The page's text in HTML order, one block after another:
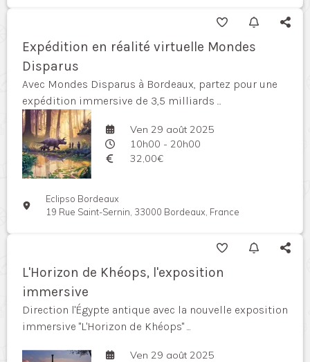
Expédition en réalité virtuelle Mondes
Disparus
Avec Mondes Disparus à Bordeaux, partez pour une
expédition immersive de 3,5 milliards ...
Ven 29 août 2025
10h00 - 20h00
32,00€
Eclipso Bordeaux
19 Rue Saint-Sernin, 33000 Bordeaux, France
L'Horizon de Khéops, l'exposition
immersive
Direction l'Égypte antique avec la nouvelle exposition
immersive "L'Horizon de Khéops" ...
Ven 29 août 2025